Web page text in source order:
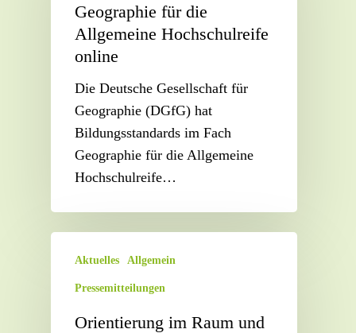
Geographie für die
Allgemeine Hochschulreife
online
Die Deutsche Gesellschaft für
Geographie (DGfG) hat
Bildungsstandards im Fach
Geographie für die Allgemeine
Hochschulreife…
Aktuelles Allgemein
Pressemitteilungen
Orientierung im Raum und